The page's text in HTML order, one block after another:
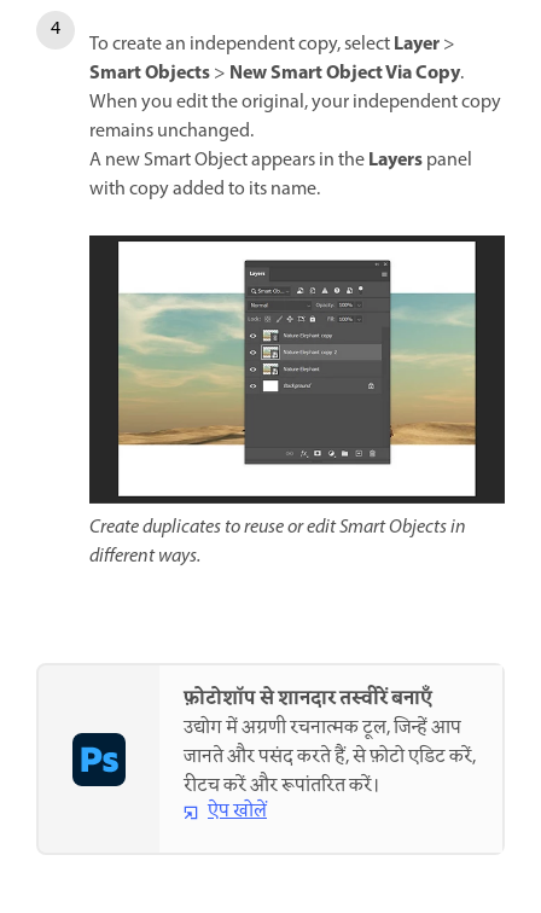
To create an independent copy, selectLayer>
Smart Objects> New Smart Object Via Copy.
When you edit the original, your independent copy
remains unchanged.
A new Smart Object appears in theLayerspanel
with copy added to its name.
Create duplicates to reuse or edit Smart Objects in
different ways.
फ़ोटोशॉप से शानदार तस्वीरें बनाएँ
उद्योग में अग्रणी रचनात्मक टूल, जिन्हें आप
जानते और पसंद करते हैं, से फ़ोटो एडिट करें,
रीटच करें और रूपांतरित करें।
ऐप खोलें